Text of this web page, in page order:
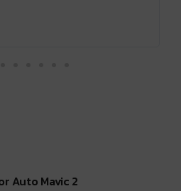
Auto Mavic 2